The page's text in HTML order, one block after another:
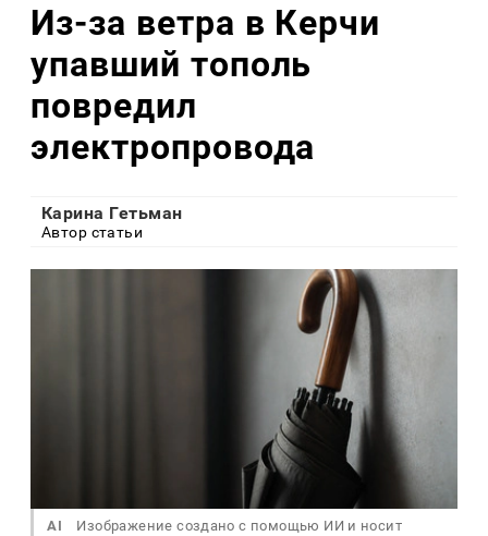
Из-за ветра в Керчи
упавший тополь
повредил
электропровода
Карина Гетьман
Автор статьи
AI
Изображение создано с помощью ИИ и носит